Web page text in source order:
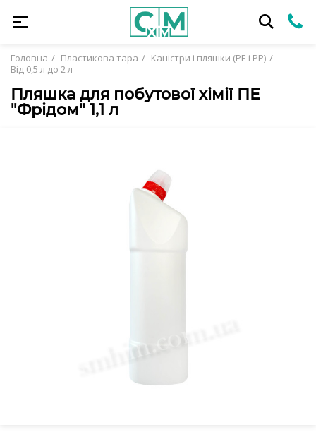
Головна Пластикова тара
Каністри і пляшки (PE і PP)
Від 0,5 л до 2 л
Пляшка для побутової хімії ПЕ
"Фрідом" 1,1 л